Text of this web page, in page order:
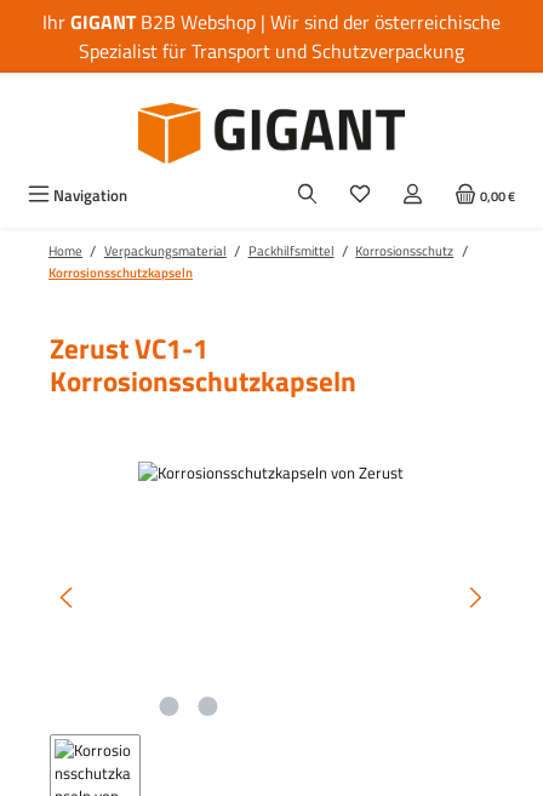
Zum Hauptinhalt springen
IhrGIGANTB2B Webshop | Wir sind der österreichische
Spezialist für Transport und Schutzverpackung
Navigation 0,00 €
Home / Verpackungsmaterial / Packhilfsmittel / Korrosionsschutz /
Korrosionsschutzkapseln
Zerust VC1-1
Korrosionsschutzkapseln
Bildergalerie überspringen